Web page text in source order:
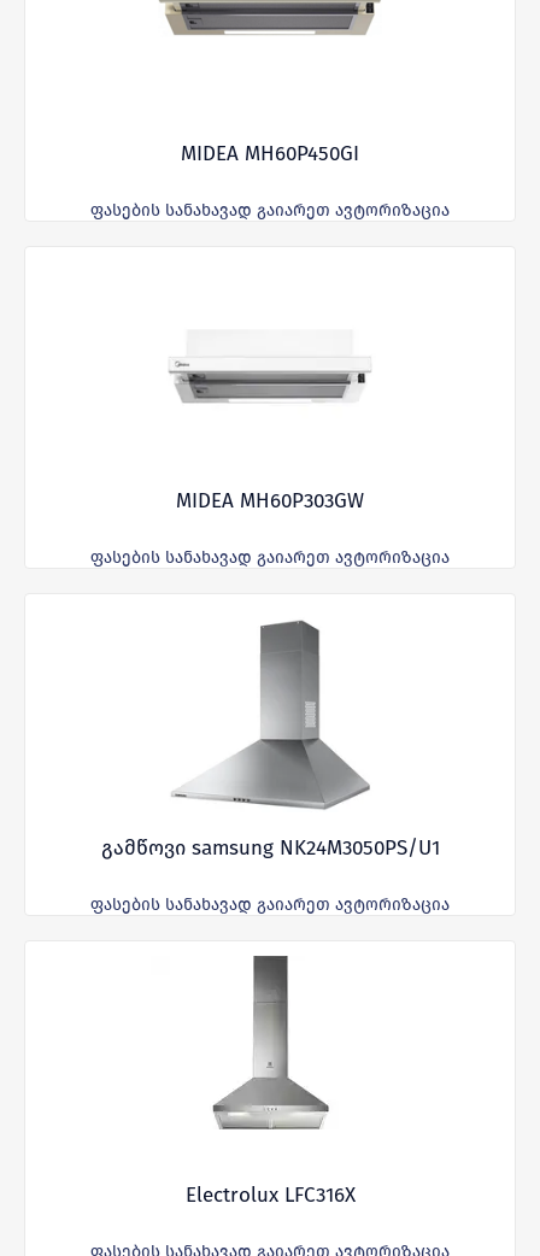
MIDEA MH60P450GI
ფასების სანახავად გაიარეთ ავტორიზაცია
MIDEA MH60P303GW
ფასების სანახავად გაიარეთ ავტორიზაცია
გამწოვი samsung NK24M3050PS/U1
ფასების სანახავად გაიარეთ ავტორიზაცია
Electrolux LFC316X
ფასების სანახავად გაიარეთ ავტორიზაცია